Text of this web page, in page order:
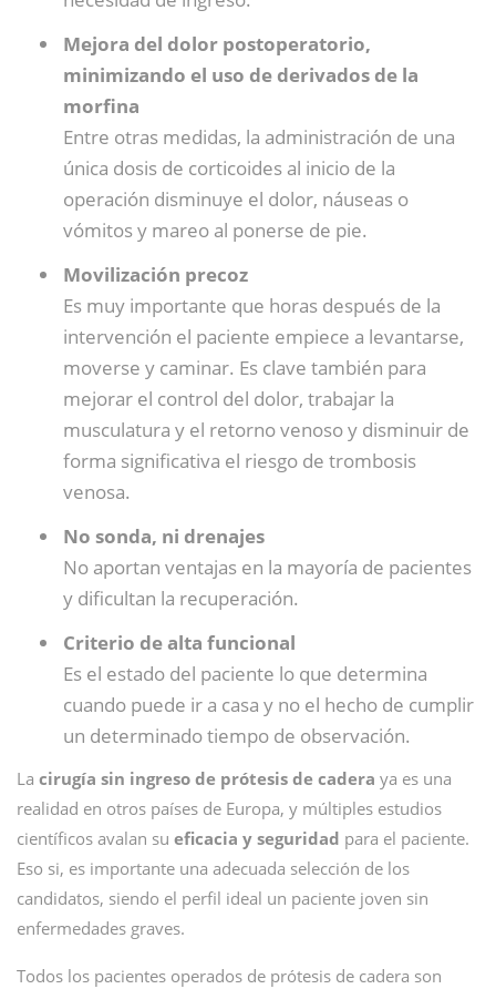
Mejora del dolor postoperatorio,
minimizando el uso de derivados de la
morfina
Entre otras medidas, la administración de una
única dosis de corticoides al inicio de la
operación disminuye el dolor, náuseas o
vómitos y mareo al ponerse de pie.
Movilización precoz
Es muy importante que horas después de la
intervención el paciente empiece a levantarse,
moverse y caminar. Es clave también para
mejorar el control del dolor, trabajar la
musculatura y el retorno venoso y disminuir de
forma significativa el riesgo de trombosis
venosa.
No sonda, ni drenajes
No aportan ventajas en la mayoría de pacientes
y dificultan la recuperación.
Criterio de alta funcional
Es el estado del paciente lo que determina
cuando puede ir a casa y no el hecho de cumplir
un determinado tiempo de observación.
La cirugía sin ingreso de prótesis de cadera ya es una
realidad en otros países de Europa, y múltiples estudios
científicos avalan su eficacia y seguridad para el paciente.
Eso si, es importante una adecuada selección de los
candidatos, siendo el perfil ideal un paciente joven sin
enfermedades graves.
Todos los pacientes operados de prótesis de cadera son